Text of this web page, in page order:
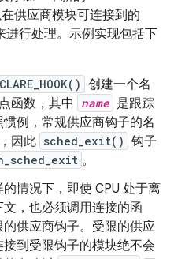
供应商模块可连接到的
进行处理。示例实现包括下
创建一个名
函数，其中 name 是跟踪
例，常规供应商钩子的名
因此 sched_exit() 钩子
。
情况下，即使 CPU 处于离
，也必须调用连接的函
供应商钩子。受限的供应
到受限钩子的模块绝不会